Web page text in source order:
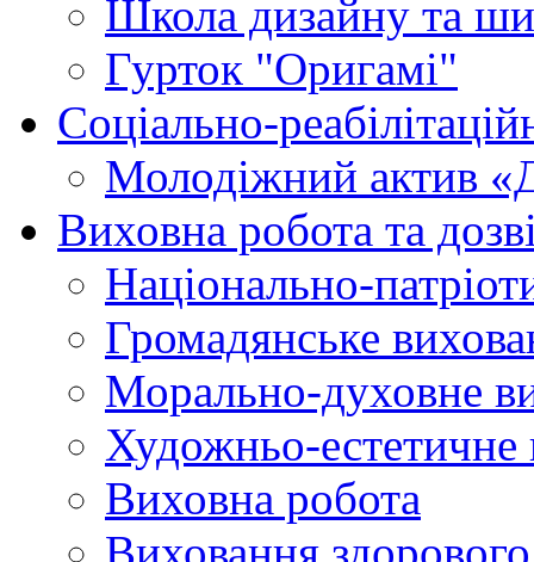
Школа дизайну та
Гурток "Оригамі"
Соціально-
Молодіжний актив
Виховна робота та
Національно-
Громадянське
Морально-духовне
Художньо-естетичне
Виховна робота